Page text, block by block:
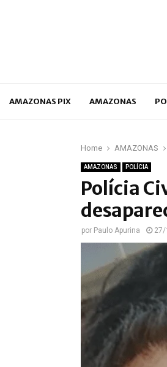
AMAZONAS PIX AMAZONAS
Home AMAZONAS
AMAZONAS POLÍCIA
Polícia
por Paulo Apurina